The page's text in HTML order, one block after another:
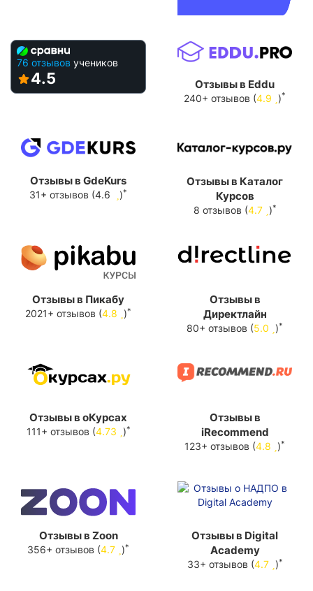
4.5
76 отзывов учеников
Отзывы в Eddu
240+ отзывов (4.9 )*
Отзывы в GdeKurs
31+ отзывов (4.6 )*
Отзывы в Каталог
Курсов
8 отзывов (4.7 )*
Отзывы в Пикабу
2021+ отзывов (4.8 )*
Отзывы в
Директлайн
80+ отзывов (5.0 )*
Отзывы в оКурсах
111+ отзывов (4.73 )*
Отзывы в
iRecommend
123+ отзывов (4.8 )*
Отзывы в Zoon
356+ отзывов (4.7 )*
Отзывы в Digital
Academy
33+ отзывов (4.7 )*